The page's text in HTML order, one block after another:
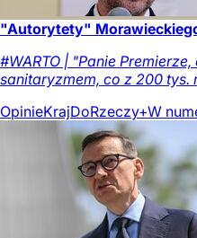
"Autorytety"
#WARTO | "Panie
sanitaryzmem, co z 200
OpinieKrajDoRzeczy+W